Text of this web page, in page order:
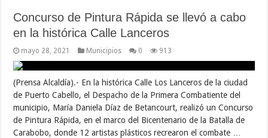
Concurso de Pintura Rápida se llevó a cabo
en la histórica Calle Lanceros
mayo 28, 2021 Municipios 0 913
(Prensa Alcaldía).- En la histórica Calle Los Lanceros de la ciudad
de Puerto Cabello, el Despacho de la Primera Combatiente del
municipio, María Daniela Díaz de Betancourt, realizó un Concurso
de Pintura Rápida, en el marco del Bicentenario de la Batalla de
Carabobo, donde 12 artistas plásticos recrearon el combate …